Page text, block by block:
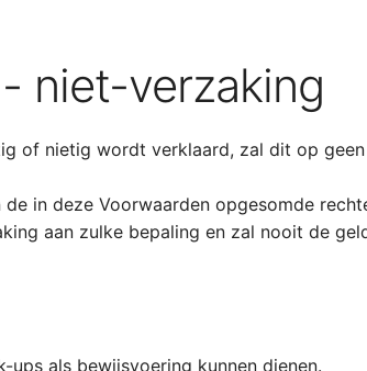
niet-verzaking
of nietig wordt verklaard, zal dit op
in deze Voorwaarden opgesomde
aan zulke bepaling en zal nooit de
als bewijsvoering kunnen dienen.